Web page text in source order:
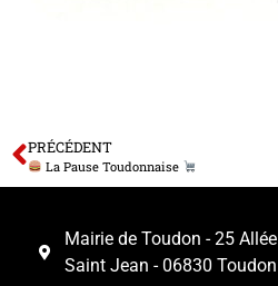
PRÉCÉDENT
La Pause Toudonnaise
Mairie de Toudon - 25 Allée
Saint Jean - 06830 Toudon